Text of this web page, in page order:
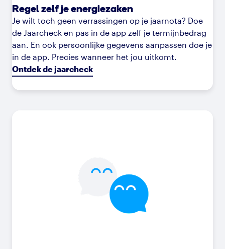
Regel zelf je energiezaken
Je wilt toch geen verrassingen op je jaarnota? Doe
de Jaarcheck en pas in de app zelf je termijnbedrag
aan. En ook persoonlijke gegevens aanpassen doe je
in de app. Precies wanneer het jou uitkomt.
Ontdek de jaarcheck